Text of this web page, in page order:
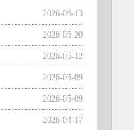
2026-06-13
2026-05-20
2026-05-12
2026-05-09
2026-05-09
2026-04-17